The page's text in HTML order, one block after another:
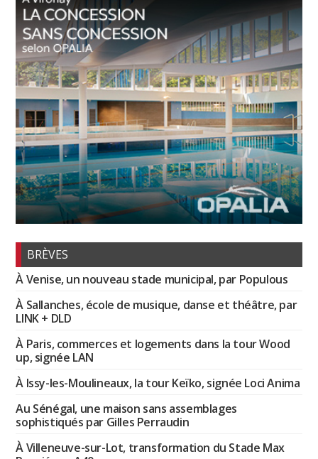
BRÈVES
À Venise, un nouveau stade municipal, par Populous
À Sallanches, école de musique, danse et théâtre, par
LINK + DLD
À Paris, commerces et logements dans la tour Wood
up, signée LAN
À Issy-les-Moulineaux, la tour Keïko, signée Loci Anima
Au Sénégal, une maison sans assemblages
sophistiqués par Gilles Perraudin
À Villeneuve-sur-Lot, transformation du Stade Max